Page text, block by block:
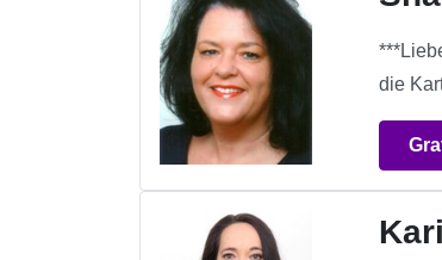
die